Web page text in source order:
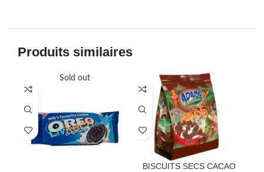
Produits similaires
Sold out
BISCUITS SECS CACAO